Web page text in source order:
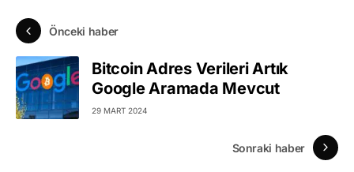
Önceki haber
Bitcoin Adres Verileri Artık
Google Aramada Mevcut
29 MART 2024
Sonraki haber